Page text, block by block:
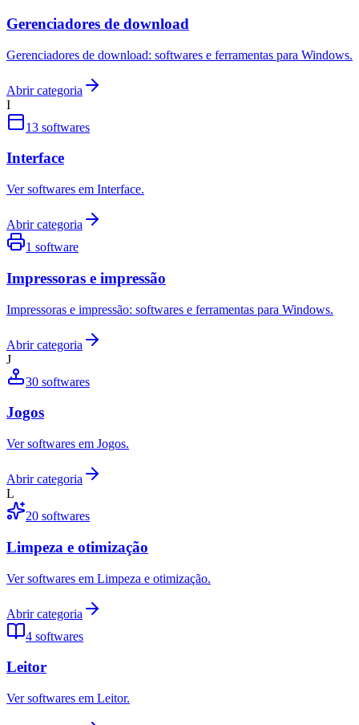
Gerenciadores de download
Gerenciadores de download: softwares e ferramentas para Windows.
Abrir categoria
I
13 softwares
Interface
Ver softwares em Interface.
Abrir categoria
1 software
Impressoras e impressão
Impressoras e impressão: softwares e ferramentas para Windows.
Abrir categoria
J
30 softwares
Jogos
Ver softwares em Jogos.
Abrir categoria
L
20 softwares
Limpeza e otimização
Ver softwares em Limpeza e otimização.
Abrir categoria
4 softwares
Leitor
Ver softwares em Leitor.